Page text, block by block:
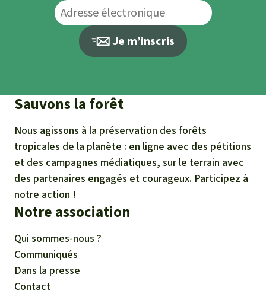
Je m’inscris
Sauvons la forêt
Nous agissons à la préservation des forêts
tropicales de la planète : en ligne avec des pétitions
et des campagnes médiatiques, sur le terrain avec
des partenaires engagés et courageux. Participez à
notre action !
Notre association
Qui sommes-nous ?
Communiqués
Dans la presse
Contact